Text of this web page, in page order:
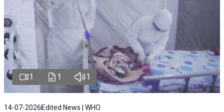
1 1 1
14-07-2026 Edited News | WHO